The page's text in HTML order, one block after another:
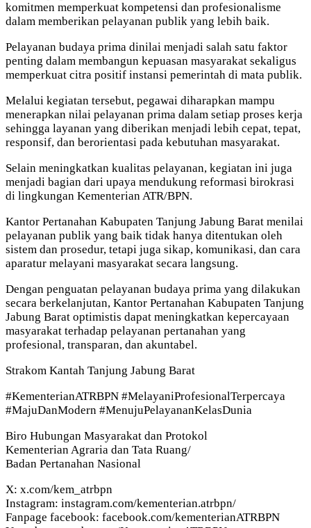
komitmen memperkuat kompetensi dan profesionalisme
dalam memberikan pelayanan publik yang lebih baik.
Pelayanan budaya prima dinilai menjadi salah satu faktor
penting dalam membangun kepuasan masyarakat sekaligus
memperkuat citra positif instansi pemerintah di mata publik.
Melalui kegiatan tersebut, pegawai diharapkan mampu
menerapkan nilai pelayanan prima dalam setiap proses kerja
sehingga layanan yang diberikan menjadi lebih cepat, tepat,
responsif, dan berorientasi pada kebutuhan masyarakat.
Selain meningkatkan kualitas pelayanan, kegiatan ini juga
menjadi bagian dari upaya mendukung reformasi birokrasi
di lingkungan Kementerian ATR/BPN.
Kantor Pertanahan Kabupaten Tanjung Jabung Barat menilai
pelayanan publik yang baik tidak hanya ditentukan oleh
sistem dan prosedur, tetapi juga sikap, komunikasi, dan cara
aparatur melayani masyarakat secara langsung.
Dengan penguatan pelayanan budaya prima yang dilakukan
secara berkelanjutan, Kantor Pertanahan Kabupaten Tanjung
Jabung Barat optimistis dapat meningkatkan kepercayaan
masyarakat terhadap pelayanan pertanahan yang
profesional, transparan, dan akuntabel.
Strakom Kantah Tanjung Jabung Barat
#KementerianATRBPN #MelayaniProfesionalTerpercaya
#MajuDanModern #MenujuPelayananKelasDunia
Biro Hubungan Masyarakat dan Protokol
Kementerian Agraria dan Tata Ruang/
Badan Pertanahan Nasional
X: x.com/kem_atrbpn
Instagram: instagram.com/kementerian.atrbpn/
Fanpage facebook: facebook.com/kementerianATRBPN